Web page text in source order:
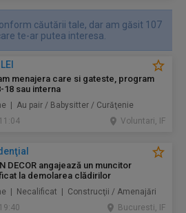
căutării tale, dar am găsit 107
te-ar putea interesa.
menajera care si gateste, program
18 sau interna
| Au pair / Babysitter / Curăţenie
Voluntari, IF
DECOR angajează un muncitor
la demolarea clădirilor
| Necalificat | Construcţii / Amenajări
Bucuresti, IF